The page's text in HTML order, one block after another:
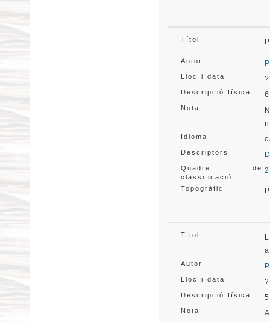
Títol
Autor
Lloc i data
Descripció física
Nota
Idioma
Descriptors
Quadre de
classificació
Topogràfic
Títol
Autor
Lloc i data
Descripció física
Nota